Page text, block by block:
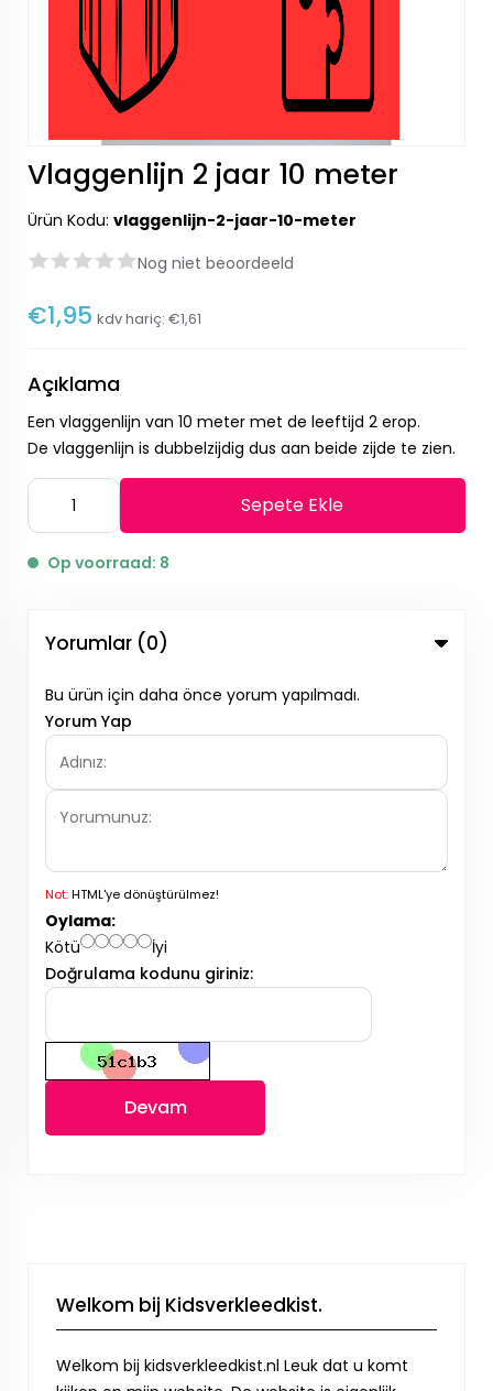
Vlaggenlijn 2 jaar 10 meter
Ürün Kodu: vlaggenlijn-2-jaar-10-meter
Nog niet beoordeeld
€1,95 kdv hariç: €1,61
Açıklama
Een vlaggenlijn van 10 meter met de leeftijd 2 erop.
De vlaggenlijn is dubbelzijdig dus aan beide zijde te zien.
Sepete Ekle
Op voorraad: 8
Yorumlar (0)
Bu ürün için daha önce yorum yapılmadı.
Yorum Yap
Not:HTML'ye dönüştürülmez!
Oylama:
Kötü
İyi
Doğrulama kodunu giriniz:
Devam
Welkom bij Kidsverkleedkist.
Welkom bij kidsverkleedkist.nl Leuk dat u komt